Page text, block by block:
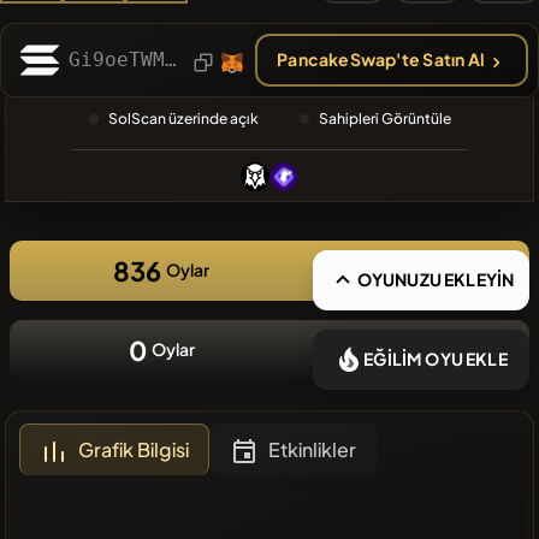
🔎 SON
ARAMA
❌Son
zamanlarda
eklenen
coin yok
Gi9oeTWMY5NDrhfMm6DrFXk7z1Gj1nxsP9RB58uHpump PancakeSwap'te Satın Al
SolScan üzerinde açık Sahipleri Görüntüle
836 Oylar OYUNUZU EKLEYİN
0 Oylar EĞİLİM OYU EKLE
Grafik Bilgisi Etkinlikler